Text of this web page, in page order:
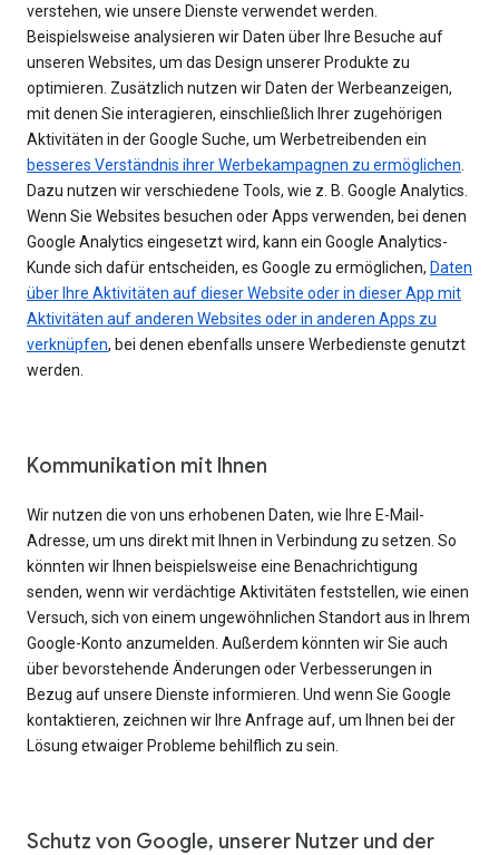
verstehen, wie unsere Dienste verwendet werden.
Beispielsweise analysieren wir Daten über Ihre Besuche auf
unseren Websites, um das Design unserer Produkte zu
optimieren. Zusätzlich nutzen wir Daten der Werbeanzeigen,
mit denen Sie interagieren, einschließlich Ihrer zugehörigen
Aktivitäten in der Google Suche, um Werbetreibenden ein
besseres Verständnis ihrer Werbekampagnen zu ermöglichen
Dazu nutzen wir verschiedene Tools, wie z. B. Google Analytics.
Wenn Sie Websites besuchen oder Apps verwenden, bei denen
Google Analytics eingesetzt wird, kann ein Google Analytics-
Kunde sich dafür entscheiden, es Google zu ermöglichen, Daten
über Ihre Aktivitäten auf dieser Website oder in dieser App mit
Aktivitäten auf anderen Websites oder in anderen Apps zu
verknüpfen, bei denen ebenfalls unsere Werbedienste genutzt
werden.
Kommunikation mit Ihnen
Wir nutzen die von uns erhobenen Daten, wie Ihre E-Mail-
Adresse, um uns direkt mit Ihnen in Verbindung zu setzen. So
könnten wir Ihnen beispielsweise eine Benachrichtigung
senden, wenn wir verdächtige Aktivitäten feststellen, wie einen
Versuch, sich von einem ungewöhnlichen Standort aus in Ihrem
Google-Konto anzumelden. Außerdem könnten wir Sie auch
über bevorstehende Änderungen oder Verbesserungen in
Bezug auf unsere Dienste informieren. Und wenn Sie Google
kontaktieren, zeichnen wir Ihre Anfrage auf, um Ihnen bei der
Lösung etwaiger Probleme behilflich zu sein.
Schutz von Google, unserer Nutzer und der